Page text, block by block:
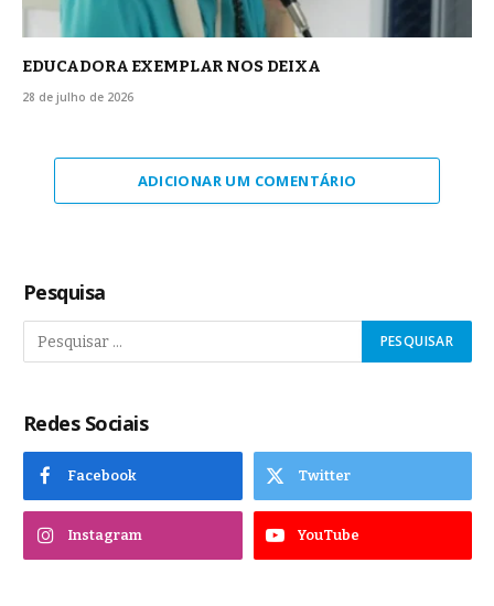
EDUCADORA EXEMPLAR NOS DEIXA
28 de julho de 2026
ADICIONAR UM COMENTÁRIO
Pesquisa
Redes Sociais
Facebook Twitter
Instagram YouTube